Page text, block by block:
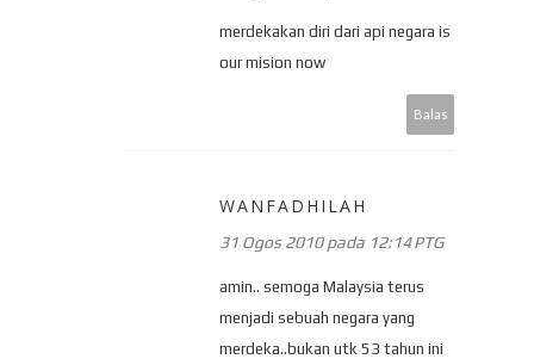
merdekakan diri dari api negara is
our mision now
Balas
WANFADHILAH
31 Ogos 2010 pada 12:14 PTG
amin.. semoga Malaysia terus
menjadi sebuah negara yang
merdeka..bukan utk 53 tahun ini